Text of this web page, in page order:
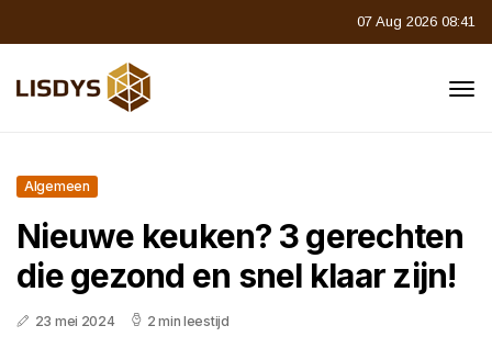
07 Aug 2026 08:41
Algemeen
Nieuwe keuken? 3 gerechten
die gezond en snel klaar zijn!
23 mei 2024 2 min leestijd